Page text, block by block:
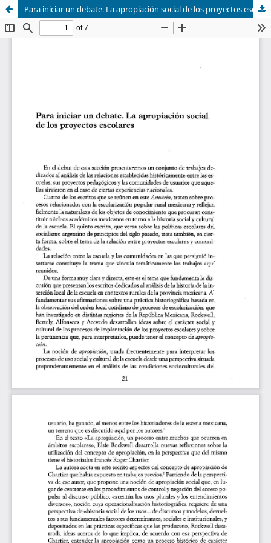
Para iniciar un debate. La apropiación social de los proyectos escolares